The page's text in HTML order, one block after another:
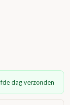
dag verzonden